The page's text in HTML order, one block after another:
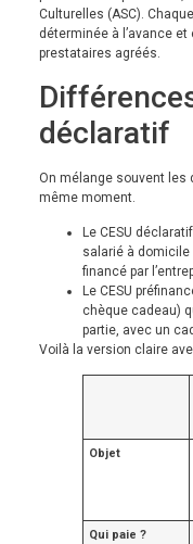
Culturelles (ASC).
déterminée à l’avance
prestataires agréés.
déclaratif
On mélange souvent les
même moment.
Le CESU
salarié à domicile
financé par
Le CESU
chèque cadeau)
partie, avec un
Voilà la version claire
Objet
Qui paie ?